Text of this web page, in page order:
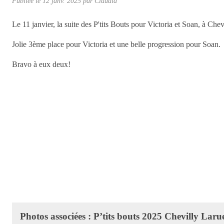
Le 11 janvier, la suite des P'tits Bouts pour Victoria et Soan, à
Jolie 3ème place pour Victoria et une belle progression pour Soan.
Bravo à eux deux!
Photos associées : P’tits bouts 2025 Chevilly